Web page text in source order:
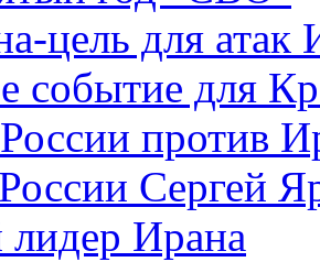
цель для атак
событие для
против
Сергей
Ирана